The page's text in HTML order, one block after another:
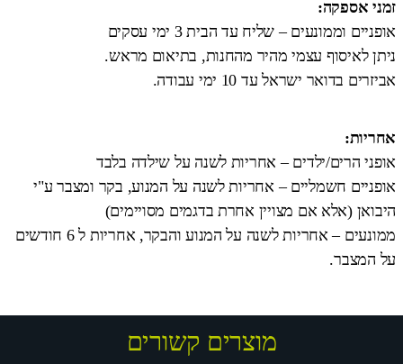
זמני אספקה:
אופניים וממונעים – שליח עד הבית 3 ימי עסקים
ניתן לאיסוף עצמי מהיר מהחנות, בתיאום מראש.
אביזרים בדואר ישראל עד 10 ימי עבודה.
אחריות:
אופני הרים/ילדים – אחריות לשנה על שילדה בלבד
אופניים חשמליים – אחריות לשנה על המנוע, בקר ומצבר ע"י
היבואן (אלא אם מצויין אחרת בדגמים מסויימים)
ממונעים – אחריות לשנה על המנוע והבקר, אחריות ל 6 חודשים
על המצבר.
מוצרים קשורים